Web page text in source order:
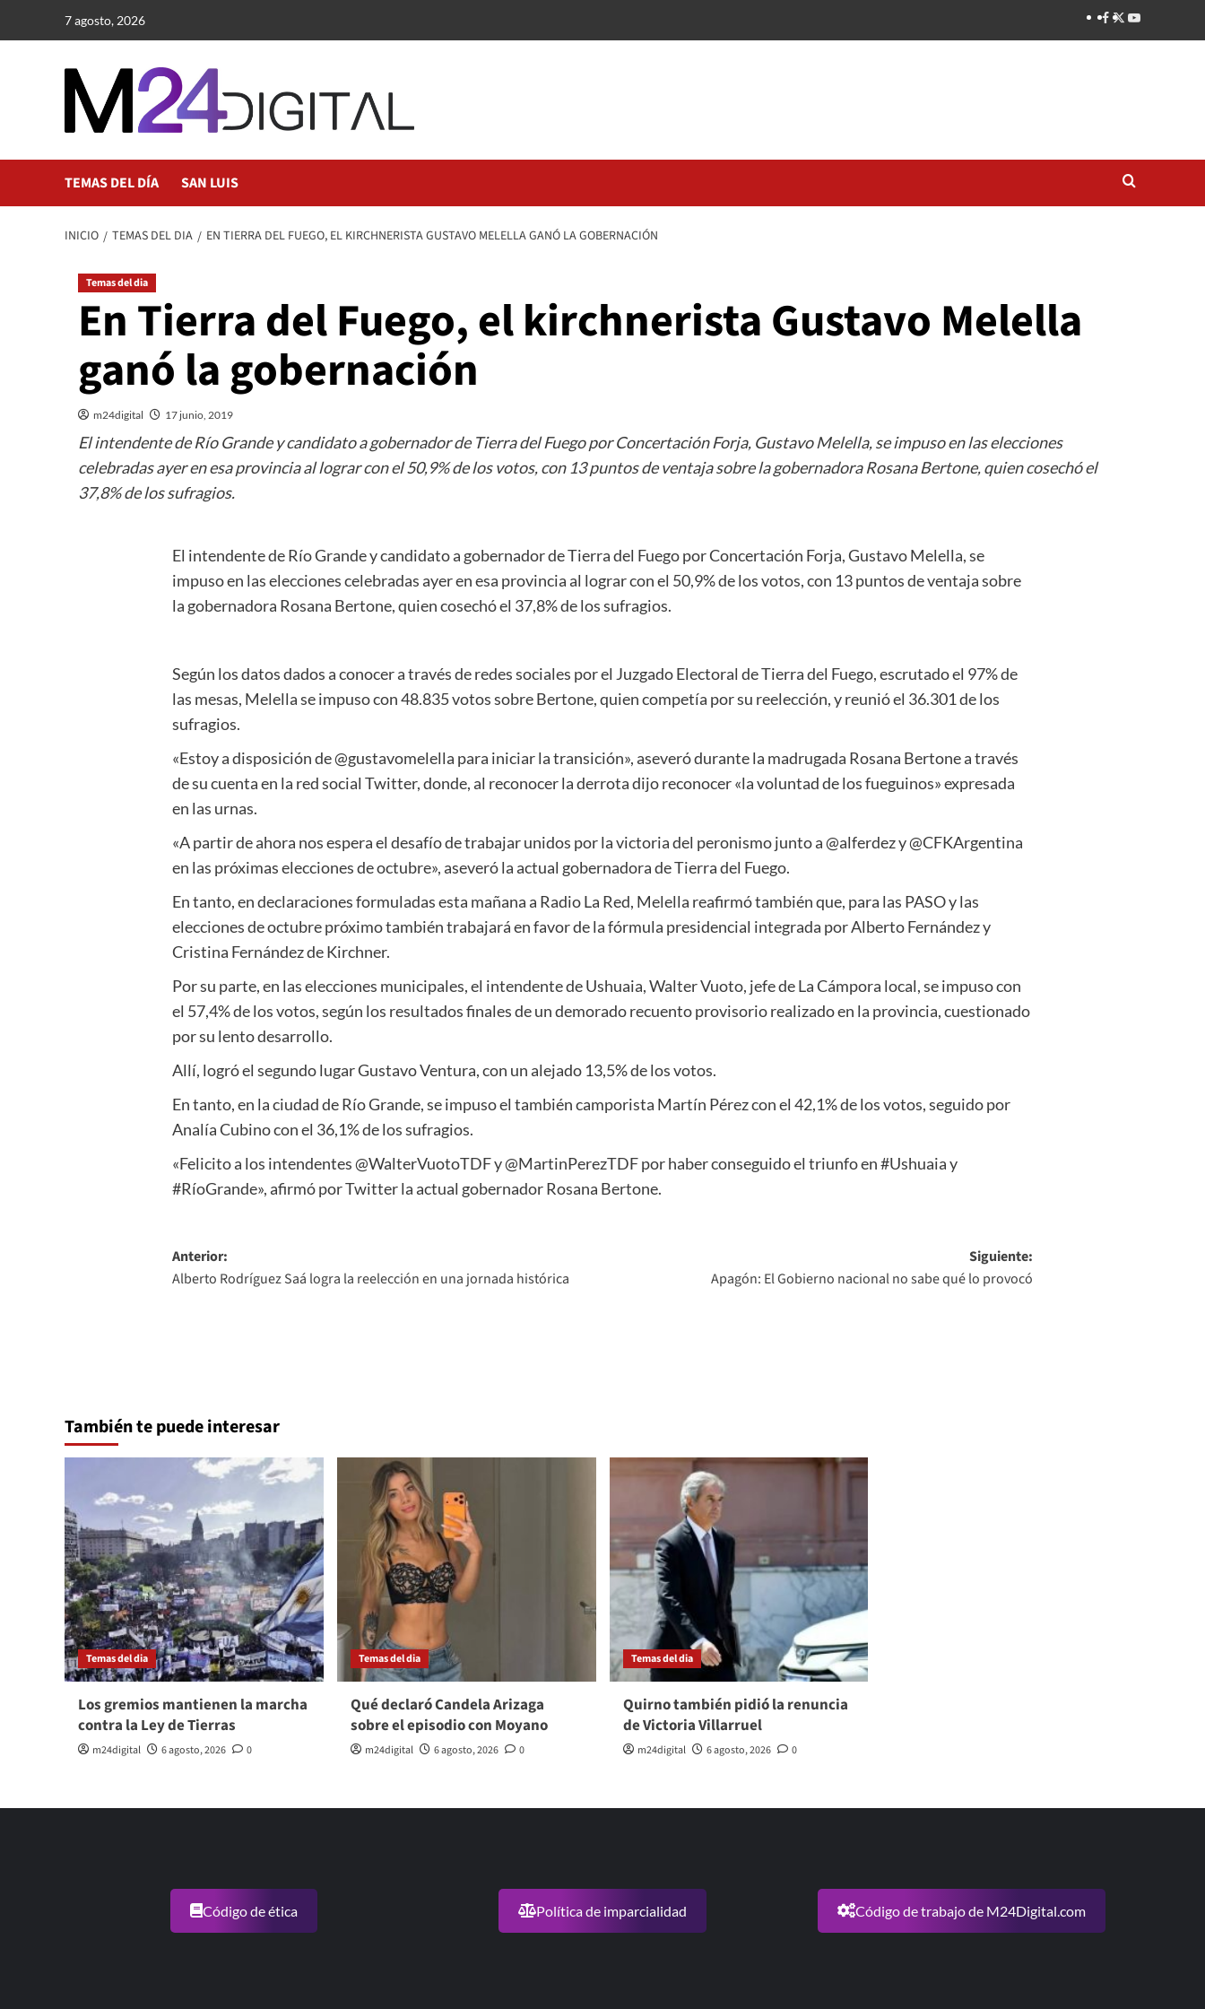
7 agosto, 2026
TEMAS DEL DÍA SAN LUIS
INICIO TEMAS DEL DIA EN TIERRA DEL FUEGO, EL KIRCHNERISTA GUSTAVO MELELLA GANÓ LA GOBERNACIÓN
Temas del dia
En Tierra del Fuego, el kirchnerista Gustavo Melella
ganó la gobernación
m24digital 17 junio, 2019
El intendente de Río Grande y candidato a gobernador de Tierra del Fuego por Concertación Forja, Gustavo Melella, se impuso en las elecciones
celebradas ayer en esa provincia al lograr con el 50,9% de los votos, con 13 puntos de ventaja sobre la gobernadora Rosana Bertone, quien cosechó el
37,8% de los sufragios.
El intendente de Río Grande y candidato a gobernador de Tierra del Fuego por Concertación Forja, Gustavo Melella, se
impuso en las elecciones celebradas ayer en esa provincia al lograr con el 50,9% de los votos, con 13 puntos de ventaja sobre
la gobernadora Rosana Bertone, quien cosechó el 37,8% de los sufragios.
Según los datos dados a conocer a través de redes sociales por el Juzgado Electoral de Tierra del Fuego, escrutado el 97% de
las mesas, Melella se impuso con 48.835 votos sobre Bertone, quien competía por su reelección, y reunió el 36.301 de los
sufragios.
«Estoy a disposición de @gustavomelella para iniciar la transición», aseveró durante la madrugada Rosana Bertone a través
de su cuenta en la red social Twitter, donde, al reconocer la derrota dijo reconocer «la voluntad de los fueguinos» expresada
en las urnas.
«A partir de ahora nos espera el desafío de trabajar unidos por la victoria del peronismo junto a @alferdez y @CFKArgentina
en las próximas elecciones de octubre», aseveró la actual gobernadora de Tierra del Fuego.
En tanto, en declaraciones formuladas esta mañana a Radio La Red, Melella reafirmó también que, para las PASO y las
elecciones de octubre próximo también trabajará en favor de la fórmula presidencial integrada por Alberto Fernández y
Cristina Fernández de Kirchner.
Por su parte, en las elecciones municipales, el intendente de Ushuaia, Walter Vuoto, jefe de La Cámpora local, se impuso con
el 57,4% de los votos, según los resultados finales de un demorado recuento provisorio realizado en la provincia, cuestionado
por su lento desarrollo.
Allí, logró el segundo lugar Gustavo Ventura, con un alejado 13,5% de los votos.
En tanto, en la ciudad de Río Grande, se impuso el también camporista Martín Pérez con el 42,1% de los votos, seguido por
Analía Cubino con el 36,1% de los sufragios.
«Felicito a los intendentes @WalterVuotoTDF y @MartinPerezTDF por haber conseguido el triunfo en #Ushuaia y
#RíoGrande», afirmó por Twitter la actual gobernador Rosana Bertone.
Navegación
de
Anterior:
Alberto Rodríguez Saá logra la reelección en una jornada histórica
Siguiente:
Apagón: El Gobierno nacional no sabe qué lo provocó
También te puede interesar
Temas del dia
Los gremios mantienen la marcha
contra la Ley de Tierras
m24digital 6 agosto, 2026 0
Temas del dia
Qué declaró Candela Arizaga
sobre el episodio con Moyano
m24digital 6 agosto, 2026 0
Temas del dia
Quirno también pidió la renuncia
de Victoria Villarruel
m24digital 6 agosto, 2026 0
Código de ética Política de imparcialidad Código de trabajo de M24Digital.com